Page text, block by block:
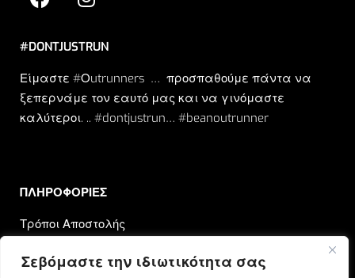
Σεβόμαστε την ιδιωτικότητα σας
#DONTJUSTRUN
Είμαστε #Οutrunners … προσπαθούμε πάντα να
ξεπερνάμε τον εαυτό μας και να γινόμαστε
καλύτεροι. .. #dontjustrun… #beanoutrunner
ΠΛΗΡΟΦΟΡΙΕΣ​
Τρόποι Αποστολής
Επιστροφές & Αλλαγές